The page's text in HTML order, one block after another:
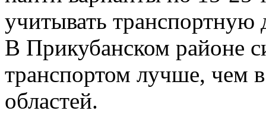
учитывать транспортную
В Прикубанском районе
транспортом лучше, чем
областей.